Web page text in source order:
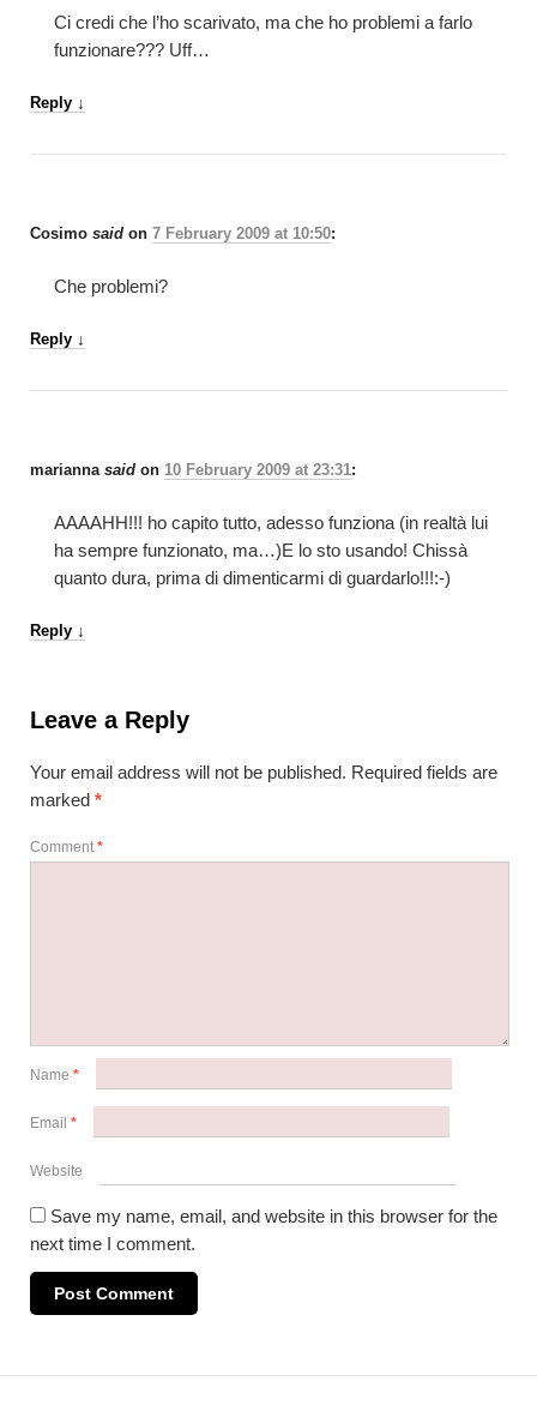
Ci credi che l’ho scarivato, ma che ho problemi a farlo
funzionare??? Uff…
Reply ↓
Cosimo said on 7 February 2009 at 10:50:
Che problemi?
Reply ↓
marianna said on 10 February 2009 at 23:31:
AAAAHH!!! ho capito tutto, adesso funziona (in realtà lui
ha sempre funzionato, ma…)E lo sto usando! Chissà
quanto dura, prima di dimenticarmi di guardarlo!!!:-)
Reply ↓
Leave a Reply
Your email address will not be published. Required fields are
marked *
Comment *
Name *
Email *
Website
Save my name, email, and website in this browser for the
next time I comment.